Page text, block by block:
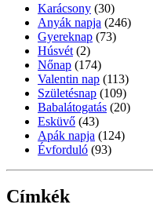
Karácsony (30)
Anyák napja (246)
Gyereknap (73)
Húsvét (2)
Nőnap (174)
Valentin nap (113)
Születésnap (109)
Babalátogatás (20)
Esküvő (43)
Apák napja (124)
Évforduló (93)
Címkék